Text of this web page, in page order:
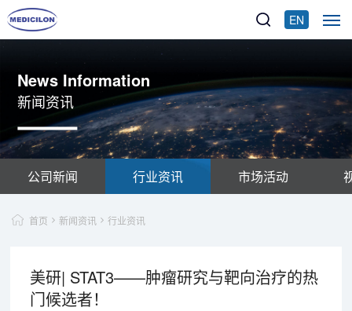
EN
News Information
新闻资讯
公司新闻 行业资讯 市场活动
首页 新闻资讯 行业资讯
美研| STAT3——肿瘤研究与靶向治疗的热
门候选者！